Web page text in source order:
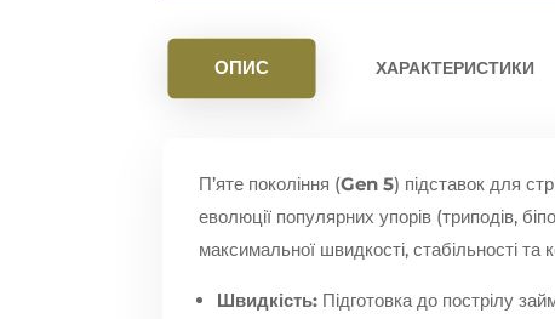
ОПИС ХАРАКТЕРИСТИКИ
П’яте покоління (Gen 5) підставок для
еволюції популярних упорів (триподів,
максимальної швидкості, стабільності
Швидкість: Підготовка до пострілу